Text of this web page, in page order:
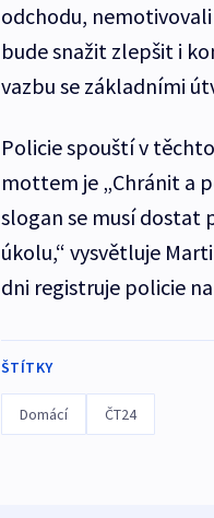
odchodu, nemotivovali
bude snažit zlepšit i
vazbu se základními
Policie spouští v
mottem je „Chránit a
slogan se musí dostat
úkolu,“ vysvětluje
dni registruje policie
ŠTÍTKY
Domácí ČT24